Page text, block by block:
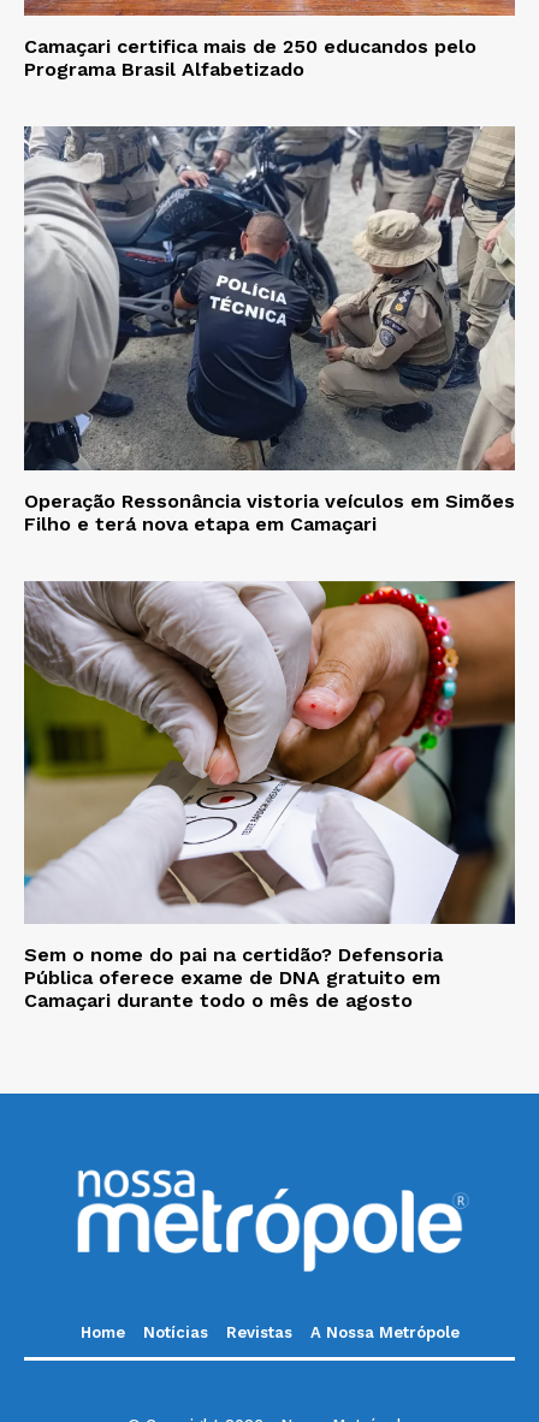
Camaçari certifica mais de 250 educandos pelo
Programa Brasil Alfabetizado
Operação Ressonância vistoria veículos em Simões
Filho e terá nova etapa em Camaçari
Sem o nome do pai na certidão? Defensoria
Pública oferece exame de DNA gratuito em
Camaçari durante todo o mês de agosto
Home Notícias Revistas A Nossa Metrópole